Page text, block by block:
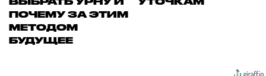
ПОЧЕМУ ЗА ЭТИМ
МЕТОДОМ
БУДУЩЕЕ